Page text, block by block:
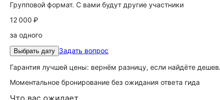
Групповой формат. С вами будут другие участники
12 000 ₽
за одного
Выбрать дату Задать вопрос
Гарантия лучшей цены: вернём разницу, если найдёте
Моментальное бронирование без ожидания ответа гида
Что вас ожидает